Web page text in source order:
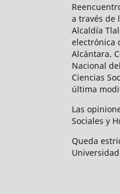
a través de
Alcaldía
electrónica
Alcántara.
Nacional
Ciencias
última
Las
Sociales y
Queda